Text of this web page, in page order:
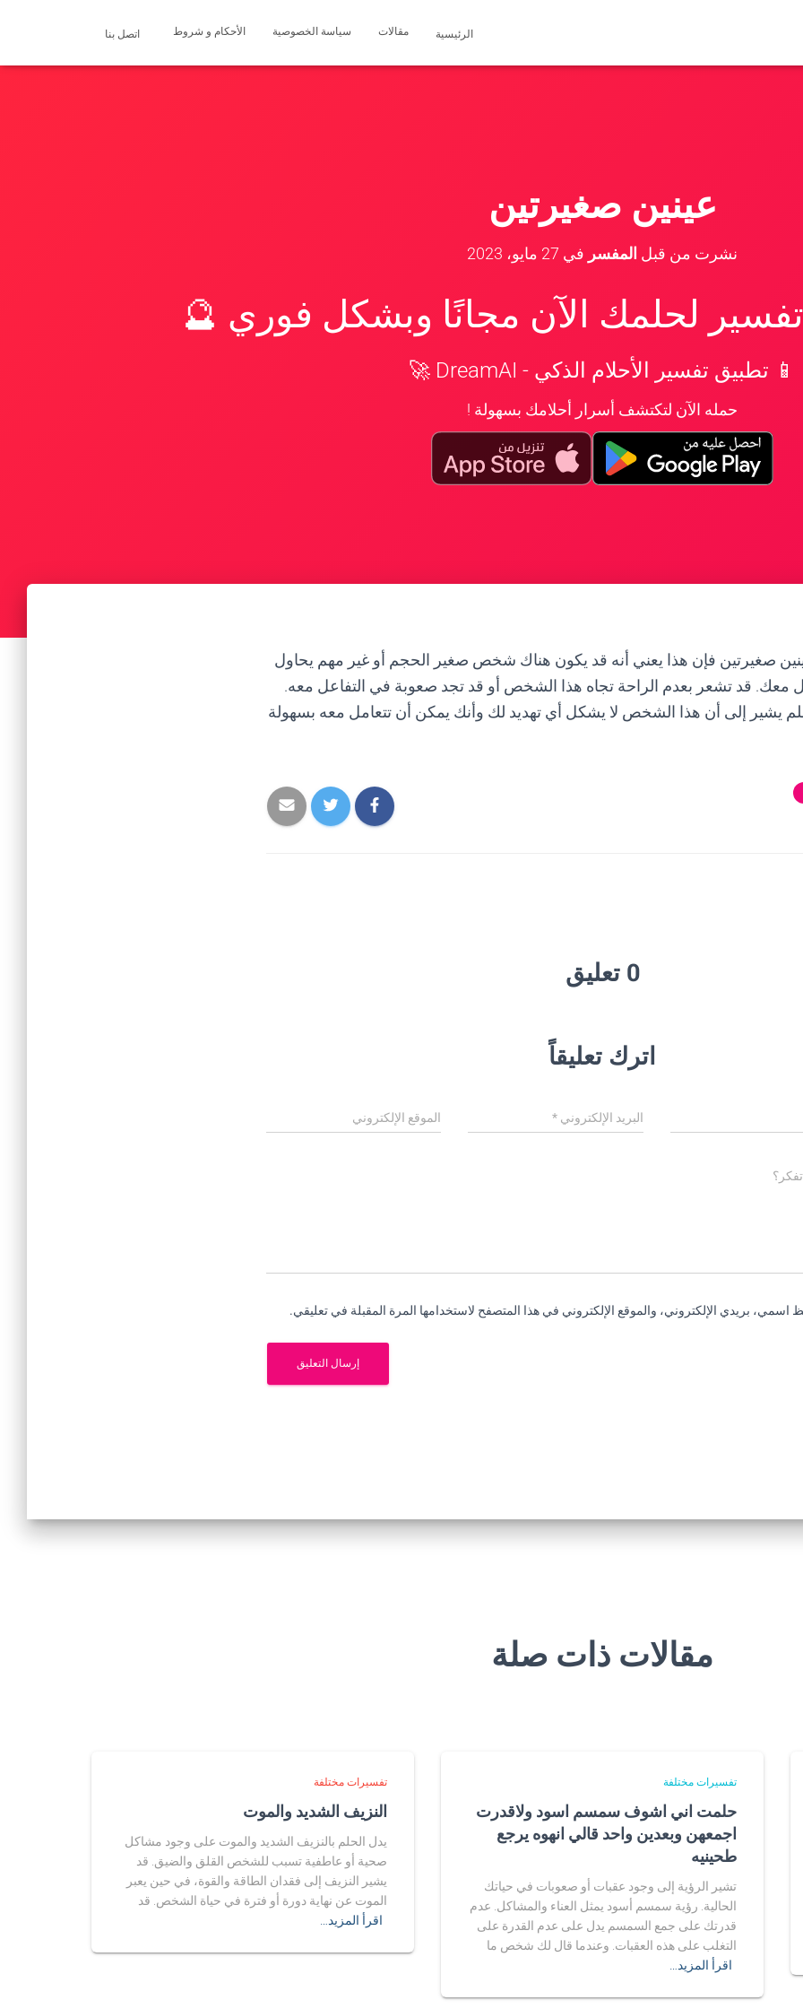
الرئيسية مقالات سياسة الخصوصية الأحكام و شروط اتصل بنا
عينين صغيرتين
نشرت من قبل المفسر في 27 مايو، 2023
لحلمك الآن مجانًا وبشكل فوري 🔮
📱 تطبيق تفسير الأحلام الذكي - DreamAI 🚀
حمله الآن لتكتشف أسرار أحلامك بسهولة !
صغيرتين فإن هذا يعني أنه قد يكون هناك شخص صغير الحجم أو غير مهم يحاول
معك. قد تشعر بعدم الراحة تجاه هذا الشخص أو قد تجد صعوبة في التفاعل معه.
يشير إلى أن هذا الشخص لا يشكل أي تهديد لك وأنك يمكن أن تتعامل معه بسهولة
0 تعليق
اترك تعليقاً
البريد الإلكتروني* الموقع الإلكتروني
اسمي، بريدي الإلكتروني، والموقع الإلكتروني في هذا المتصفح لاستخدامها المرة المقبلة في تعليقي.
مقالات ذات صلة
تفسيرات مختلفة
حلمت اني اشوف سمسم اسود ولاقدرت
اجمعهن وبعدين واحد قالي انهوه يرجع
طحينيه
تشير الرؤية إلى وجود عقبات أو صعوبات في حياتك
الحالية. رؤية سمسم أسود يمثل العناء والمشاكل. عدم
قدرتك على جمع السمسم يدل على عدم القدرة على
التغلب على هذه العقبات. وعندما قال لك شخص ما
اقرأ المزيد…
تفسيرات مختلفة
النزيف الشديد والموت
يدل الحلم بالنزيف الشديد والموت على وجود مشاكل
صحية أو عاطفية تسبب للشخص القلق والضيق. قد
يشير النزيف إلى فقدان الطاقة والقوة، في حين يعبر
الموت عن نهاية دورة أو فترة في حياة الشخص. قد
اقرأ المزيد…